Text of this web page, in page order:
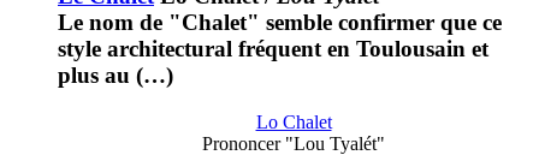
Le nom de "Chalet" semble confirmer que ce
style architectural fréquent en Toulousain et
plus au (…)
Lo Chalet
Prononcer "Lou Tyalét"